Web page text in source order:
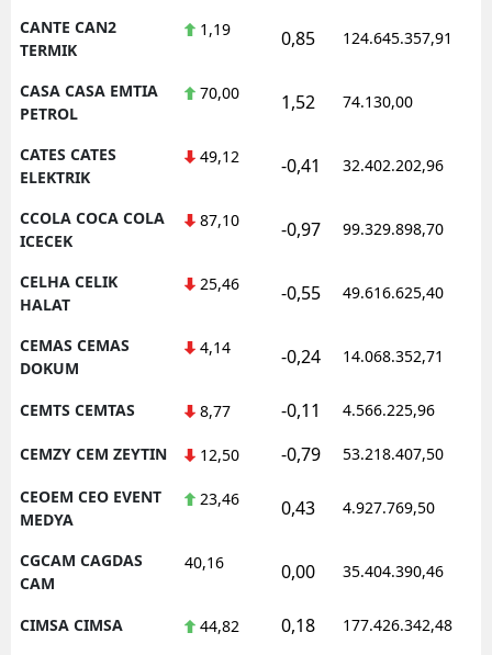
CANTE CAN2
TERMIK
1,19 0,85 124.645.357,91
CASA CASA EMTIA
PETROL
70,00 1,52 74.130,00
CATES CATES
ELEKTRIK
49,12 -0,41 32.402.202,96
CCOLA COCA COLA
ICECEK
87,10 -0,97 99.329.898,70
CELHA CELIK
HALAT
25,46 -0,55 49.616.625,40
CEMAS CEMAS
DOKUM
4,14 -0,24 14.068.352,71
CEMTS CEMTAS 8,77 -0,11 4.566.225,96
CEMZY CEM ZEYTIN 12,50 -0,79 53.218.407,50
CEOEM CEO EVENT
MEDYA
23,46 0,43 4.927.769,50
CGCAM CAGDAS
CAM
40,16 0,00 35.404.390,46
CIMSA CIMSA 44,82 0,18 177.426.342,48